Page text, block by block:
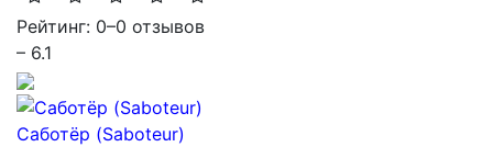
Рейтинг: 0–0 отзывов
– 6.1
Саботёр (Saboteur)